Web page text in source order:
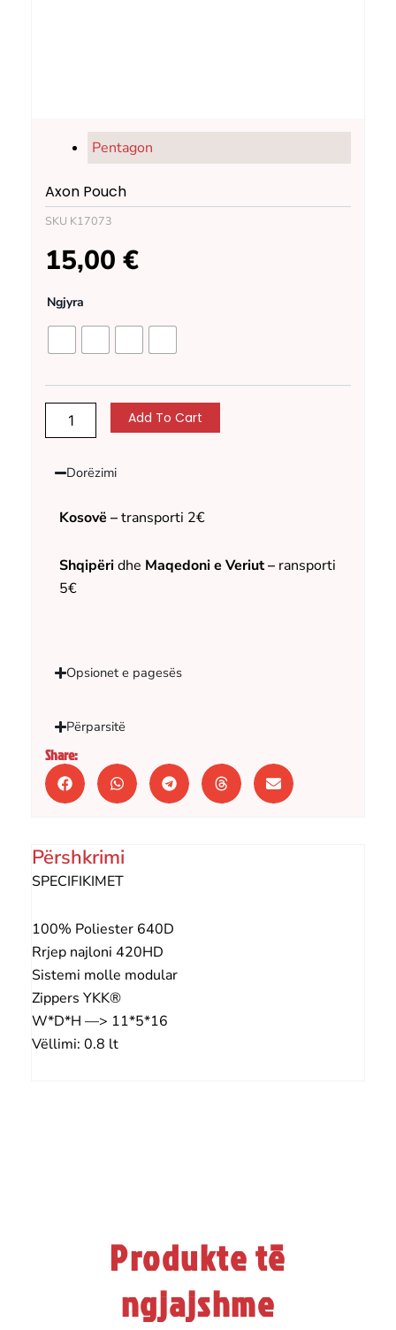
Pentagon
Axon Pouch
SKU K17073
15,00 €
Ngjyra
Axon
Pouch
quantity
Add To Cart
Dorëzimi
Kosovë –transporti 2€
Shqipëridhe Maqedoni e Veriut – ransporti
5€
Opsionet e pagesës
Përparsitë
Share:
Përshkrimi
SPECIFIKIMET
100% Poliester 640D
Rrjep najloni 420HD
Sistemi molle modular
Zippers YKK®
W*D*H —> 11*5*16
Vëllimi: 0.8 lt
Produkte të
ngjajshme